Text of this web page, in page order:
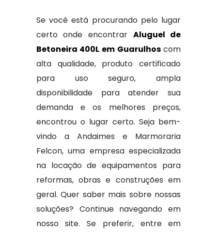
Se você está procurando pelo lugar
certo onde encontrar Aluguel de
Betoneira 400L em Guarulhoscom
alta qualidade, produto certificado
para uso seguro, ampla
disponibilidade para atender sua
demanda e os melhores preços,
encontrou o lugar certo. Seja bem-
vindo a Andaimes e Marmoraria
Felcon, uma empresa especializada
na locação de equipamentos para
reformas, obras e construções em
geral. Quer saber mais sobre nossas
soluções? Continue navegando em
nosso site. Se preferir, entre em